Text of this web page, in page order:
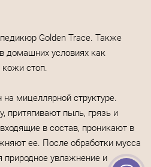
Golden Trace. Также
домашних условиях как
стоп.
мицеллярной структуре.
притягивают пыль, грязь и
в состав, проникают в
ее. После обработки мусса
природное увлажнение и